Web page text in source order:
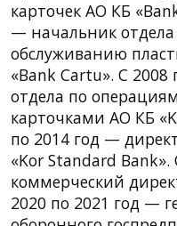
карточек АО КБ
— начальник отдела
обслуживанию
«Bank Cartu». С
отдела по
карточками АО КБ
по 2014 год —
«Kor Standard
коммерческий
2020 по 2021 год —